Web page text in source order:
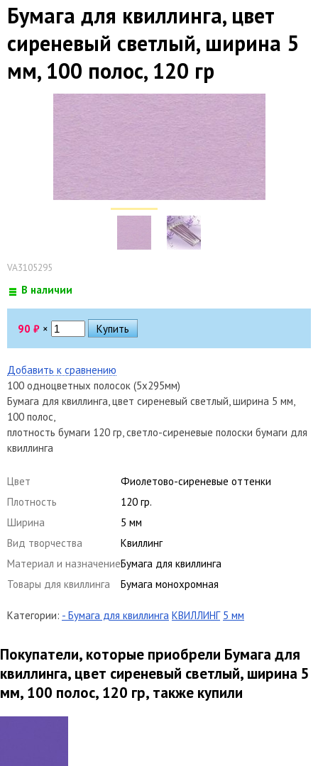
Бумага для квиллинга, цвет
сиреневый светлый, ширина 5
мм, 100 полос, 120 гр
VA3105295
В наличии
90 ₽ ×
Добавить к сравнению
100 одноцветных полосок (5х295мм)
Бумага для квиллинга, цвет сиреневый светлый, ширина 5 мм,
100 полос,
плотность бумаги 120 гр, светло-сиреневые полоски бумаги для
квиллинга
Цвет
Фиолетово-сиреневые оттенки
Плотность
120 гр.
Ширина
5 мм
Вид творчества
Квиллинг
Материал и назначениеБумага для квиллинга
Товары для квиллинга
Бумага монохромная
Категории: - Бумага для квиллинга КВИЛЛИНГ 5 мм
Покупатели, которые приобрели Бумага для
квиллинга, цвет сиреневый светлый, ширина 5
мм, 100 полос, 120 гр, также купили